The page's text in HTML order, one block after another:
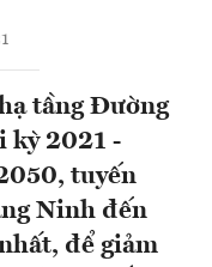
tầng Đường
kỳ 2021 -
tuyến
Ninh đến
để giảm